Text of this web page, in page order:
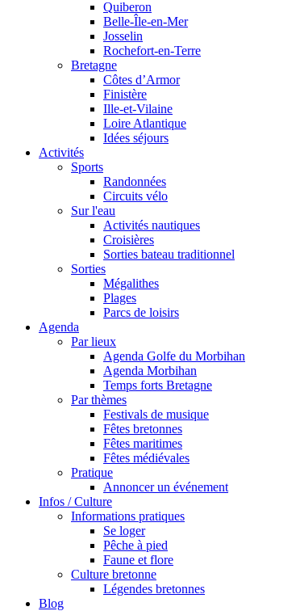
Quiberon
Belle-Île-en-Mer
Josselin
Rochefort-en-Terre
Bretagne
Côtes d’Armor
Finistère
Ille-et-Vilaine
Loire Atlantique
Idées séjours
Activités
Sports
Randonnées
Circuits vélo
Sur l'eau
Activités nautiques
Croisières
Sorties bateau traditionnel
Sorties
Mégalithes
Plages
Parcs de loisirs
Agenda
Par lieux
Agenda Golfe du Morbihan
Agenda Morbihan
Temps forts Bretagne
Par thèmes
Festivals de musique
Fêtes bretonnes
Fêtes maritimes
Fêtes médiévales
Pratique
Annoncer un événement
Infos / Culture
Informations pratiques
Se loger
Pêche à pied
Faune et flore
Culture bretonne
Légendes bretonnes
Blog